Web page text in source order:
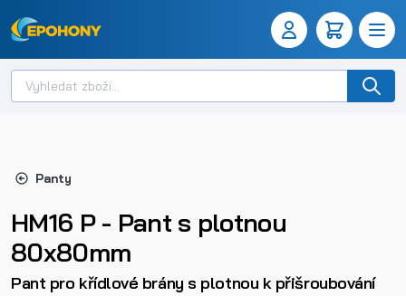
Panty
HM16 P - Pant s plotnou
80x80mm
Pant pro křídlové brány s plotnou k přišroubování